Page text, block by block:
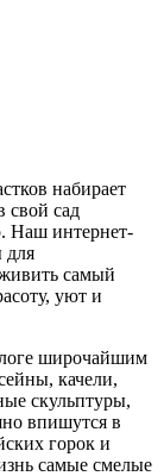
набирает
свой сад
Наш интернет-
для
самый
уют и
широчайшим
качели,
скульптуры,
впишутся в
горок и
самые смелые